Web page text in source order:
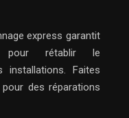
express garantit
pour rétablir le
Faites
des réparations